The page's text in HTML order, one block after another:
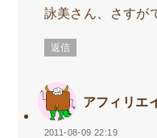
詠美さん、さすが
返信
アフィリエ
2011-08-09 22:19